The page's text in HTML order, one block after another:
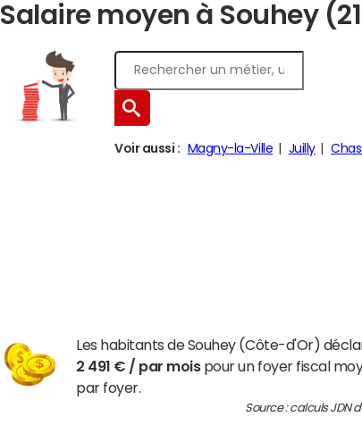
Salaire moyen à Souhey
Voir aussi : Magny-la-Ville Juilly
Les habitants de Souhey (Côte-d'Or)
2 491 € / par moispour un foyer fiscal
par foyer.
Source : calculs JDN